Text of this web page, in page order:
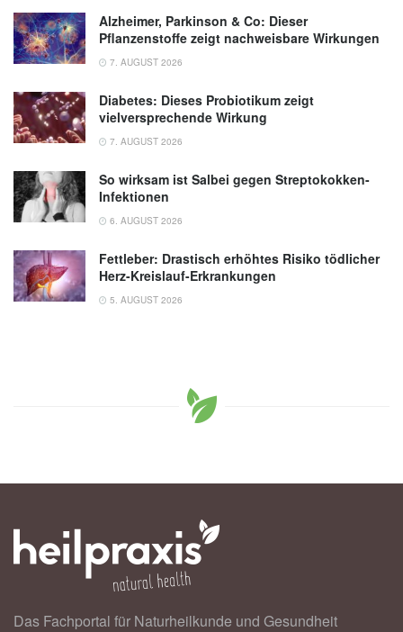
Alzheimer, Parkinson & Co: Dieser
Pflanzenstoffe zeigt nachweisbare Wirkungen
7. AUGUST 2026
Diabetes: Dieses Probiotikum zeigt
vielversprechende Wirkung
7. AUGUST 2026
So wirksam ist Salbei gegen Streptokokken-
Infektionen
6. AUGUST 2026
Fettleber: Drastisch erhöhtes Risiko tödlicher
Herz-Kreislauf-Erkrankungen
5. AUGUST 2026
Das Fachportal für Naturheilkunde und Gesundheit